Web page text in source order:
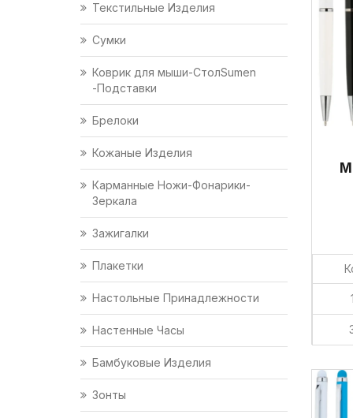
Текстильные Изделия
Сумки
Коврик для мыши-СтолSumen
-Подставки
Брелоки
Кожаные Изделия
Карманные Ножи-Фонарики-
Зеркала
Зажигалки
Плакетки
Настольные Принадлежности
Настенные Часы
Бамбуковые Изделия
Зонты